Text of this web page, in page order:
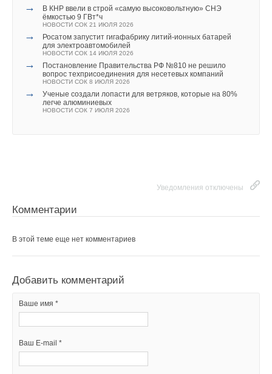
→
В КНР ввели в строй «самую высоковольтную» СНЭ
ёмкостью 9 ГВт*ч
НОВОСТИ СОК 21 ИЮЛЯ 2026
→
Росатом запустит гигафабрику литий-ионных батарей
для электроавтомобилей
НОВОСТИ СОК 14 ИЮЛЯ 2026
→
Постановление Правительства РФ №810 не решило
вопрос техприсоединения для несетевых компаний
НОВОСТИ СОК 8 ИЮЛЯ 2026
→
Ученые создали лопасти для ветряков, которые на 80%
легче алюминиевых
НОВОСТИ СОК 7 ИЮЛЯ 2026
Уведомления отключены
Комментарии
В этой теме еще нет комментариев
Добавить комментарий
Ваше имя *
Ваш E-mail *